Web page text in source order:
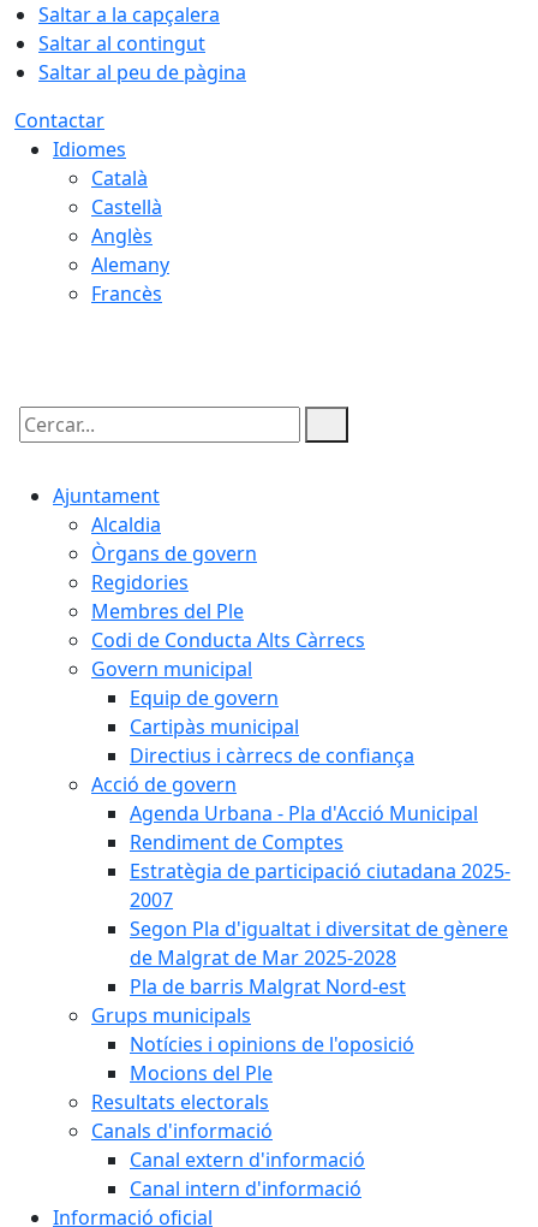
Saltar a la capçalera
Saltar al contingut
Saltar al peu de pàgina
Contactar
Idiomes
Català
Castellà
Anglès
Alemany
Francès
Cercar:
Ajuntament
Alcaldia
Òrgans de govern
Regidories
Membres del Ple
Codi de Conducta Alts Càrrecs
Govern municipal
Equip de govern
Cartipàs municipal
Directius i càrrecs de confiança
Acció de govern
Agenda Urbana - Pla d'Acció Municipal
Rendiment de Comptes
Estratègia de participació ciutadana 2025-
2007
Segon Pla d'igualtat i diversitat de gènere
de Malgrat de Mar 2025-2028
Pla de barris Malgrat Nord-est
Grups municipals
Notícies i opinions de l'oposició
Mocions del Ple
Resultats electorals
Canals d'informació
Canal extern d'informació
Canal intern d'informació
Informació oficial